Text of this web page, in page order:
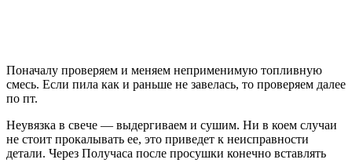
Поначалу проверяем и меняем неприменимую топливную
смесь. Если пила как и раньше не завелась, то проверяем далее
по пт.
Неувязка в свече — выдергиваем и сушим. Ни в коем случаи
не стоит прокалывать ее, это приведет к неисправности
детали. Через Получаса после просушки конечно вставлять